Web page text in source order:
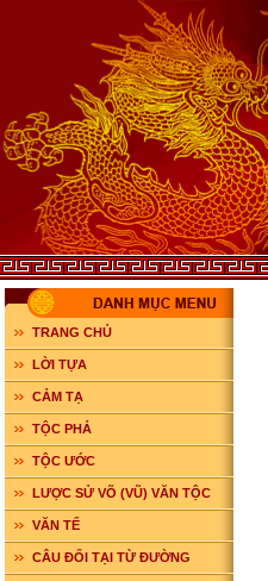
TRANG CHỦ
LỜI TỰA
CẢM TẠ
TỘC PHẢ
TỘC ƯỚC
LƯỢC SỬ VÕ (VŨ) VĂN TỘC
VĂN TẾ
CÂU ĐỐI TẠI TỪ ĐƯỜNG